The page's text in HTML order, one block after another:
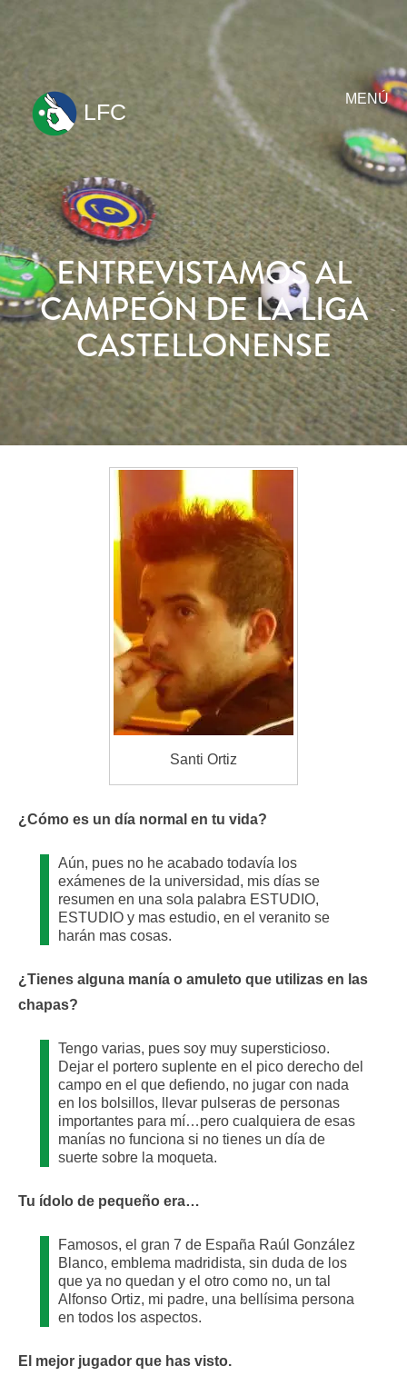
MENÚ
ir
al
contenido
LFC
ENTREVISTAMOS AL
CAMPEÓN DE LA LIGA
CASTELLONENSE
Santi Ortiz
¿Cómo es un día normal en tu vida?
Aún, pues no he acabado todavía los
exámenes de la universidad, mis días se
resumen en una sola palabra ESTUDIO,
ESTUDIO y mas estudio, en el veranito se
harán mas cosas.
¿Tienes alguna manía o amuleto que utilizas en las
chapas?
Tengo varias, pues soy muy supersticioso.
Dejar el portero suplente en el pico derecho del
campo en el que defiendo, no jugar con nada
en los bolsillos, llevar pulseras de personas
importantes para mí…pero cualquiera de esas
manías no funciona si no tienes un día de
suerte sobre la moqueta.
Tu ídolo de pequeño era…
Famosos, el gran 7 de España Raúl González
Blanco, emblema madridista, sin duda de los
que ya no quedan y el otro como no, un tal
Alfonso Ortiz, mi padre, una bellísima persona
en todos los aspectos.
El mejor jugador que has visto.